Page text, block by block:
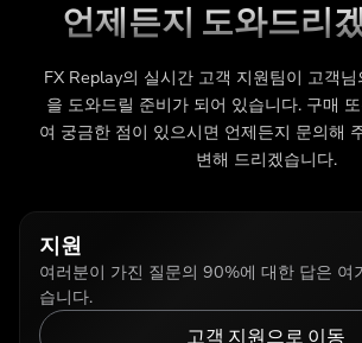
언제든지 도와드리
FX Replay의 실시간 고객 지원팀이 고객
을 도와드릴 준비가 되어 있습니다. 구매
여 궁금한 점이 있으시면 언제든지 문의해
변해 드리겠습니다.
지원
여러분이 가진 질문의 90%에 대한 답은 여
습니다.
고객 지원으로 이동